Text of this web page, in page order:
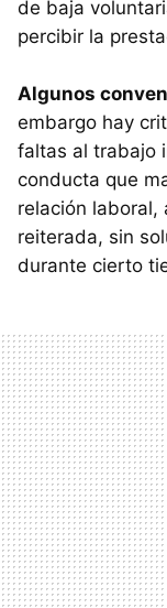
de baja
percibir la
Algunos
embargo hay
faltas al trabajo
conducta que
relación laboral,
reiterada, sin
durante cierto